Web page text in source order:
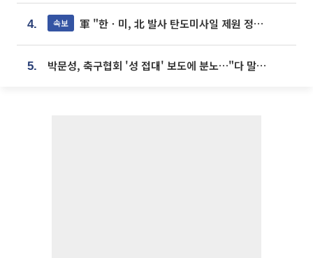
4. 속보 軍 "한ㆍ미, 北 발사 탄도미사일 제원 정밀분석 중"
5. 박문성, 축구협회 '성 접대' 보도에 분노…"다 말아먹으려고 작정했나"